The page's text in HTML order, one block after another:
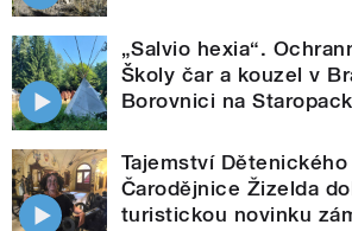
„Salvio hexia“.
Školy čar a kouzel v
Borovnici na
Tajemství
Čarodějnice Žizelda
turistickou novinku